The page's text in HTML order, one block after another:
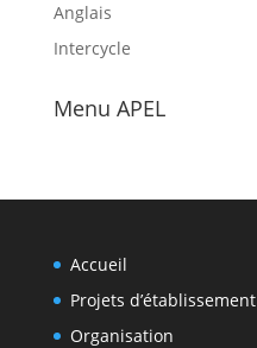
Anglais
Intercycle
Menu APEL
Accueil
Projets d’établissement
Organisation